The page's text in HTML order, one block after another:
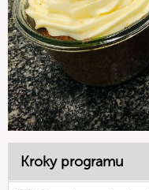
Kroky programu